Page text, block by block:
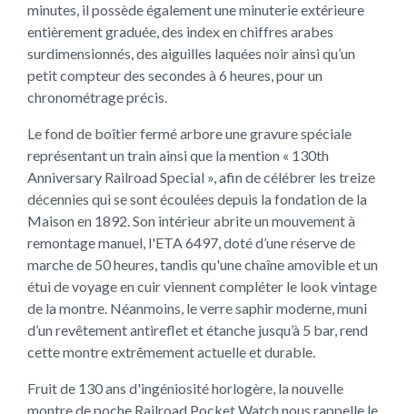
minutes, il possède également une minuterie extérieure
entièrement graduée, des index en chiffres arabes
surdimensionnés, des aiguilles laquées noir ainsi qu’un
petit compteur des secondes à 6 heures, pour un
chronométrage précis.
Le fond de boîtier fermé arbore une gravure spéciale
représentant un train ainsi que la mention « 130th
Anniversary Railroad Special », afin de célébrer les treize
décennies qui se sont écoulées depuis la fondation de la
Maison en 1892. Son intérieur abrite un mouvement à
remontage manuel, l'ETA 6497, doté d’une réserve de
marche de 50 heures, tandis qu'une chaîne amovible et un
étui de voyage en cuir viennent compléter le look vintage
de la montre. Néanmoins, le verre saphir moderne, muni
d’un revêtement antireflet et étanche jusqu’à 5 bar, rend
cette montre extrêmement actuelle et durable.
Fruit de 130 ans d'ingéniosité horlogère, la nouvelle
montre de poche Railroad Pocket Watch nous rappelle le